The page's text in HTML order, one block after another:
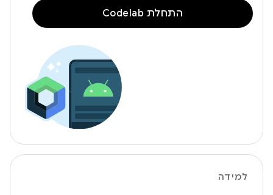
התחלת Codelab
למידה